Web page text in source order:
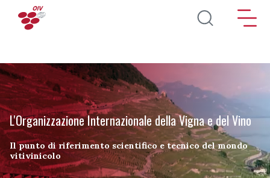
Salta al contenuto principale
L'Organizzazione Internazionale della Vigna e del Vino
Il punto di riferimento scientifico e tecnico del mondo
vitivinicolo